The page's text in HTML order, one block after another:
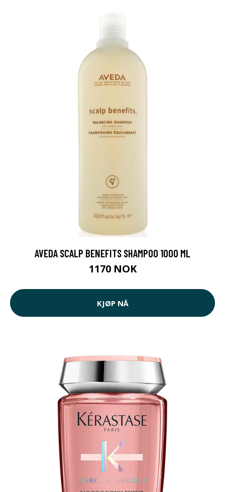
AVEDA SCALP BENEFITS SHAMPOO 1000 ML
1170 NOK
KJØP NÅ